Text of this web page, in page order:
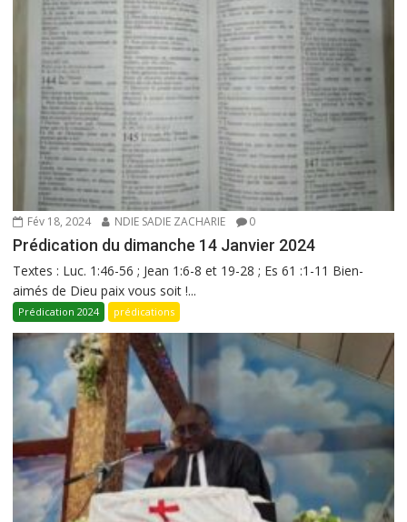
Fév 18, 2024 NDIE SADIE ZACHARIE 0
Prédication du dimanche 14 Janvier 2024
Textes : Luc. 1:46-56 ; Jean 1:6-8 et 19-28 ; Es 61 :1-11 Bien-
aimés de Dieu paix vous soit !...
Prédication 2024 prédications